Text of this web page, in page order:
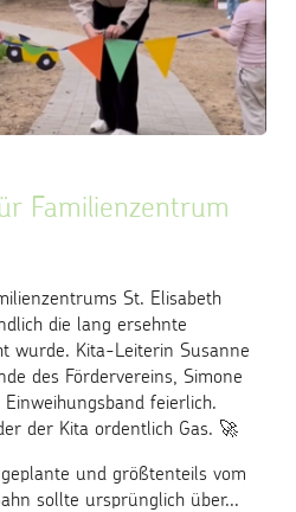
Familienzentrum
St. Elisabeth
die lang ersehnte
wurde. Kita-Leiterin Susanne
des Fördervereins, Simone
feierlich.
der Kita ordentlich Gas. 🚀
und größtenteils vom
sollte ursprünglich über...